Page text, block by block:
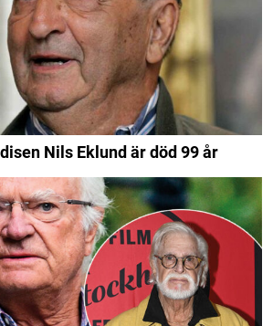
Nils Eklund är död 99 år